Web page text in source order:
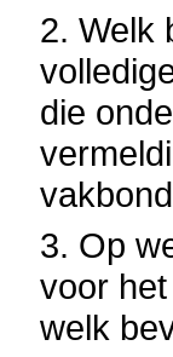
2. Welk
die
3. Op
voor
welk